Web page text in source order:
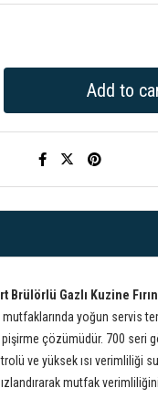
Brülörlü Gazlı Kuzine
yoğun servis
çözümüdür. 700 seri
ve yüksek ısı verimliliği
mutfak verimliliğini